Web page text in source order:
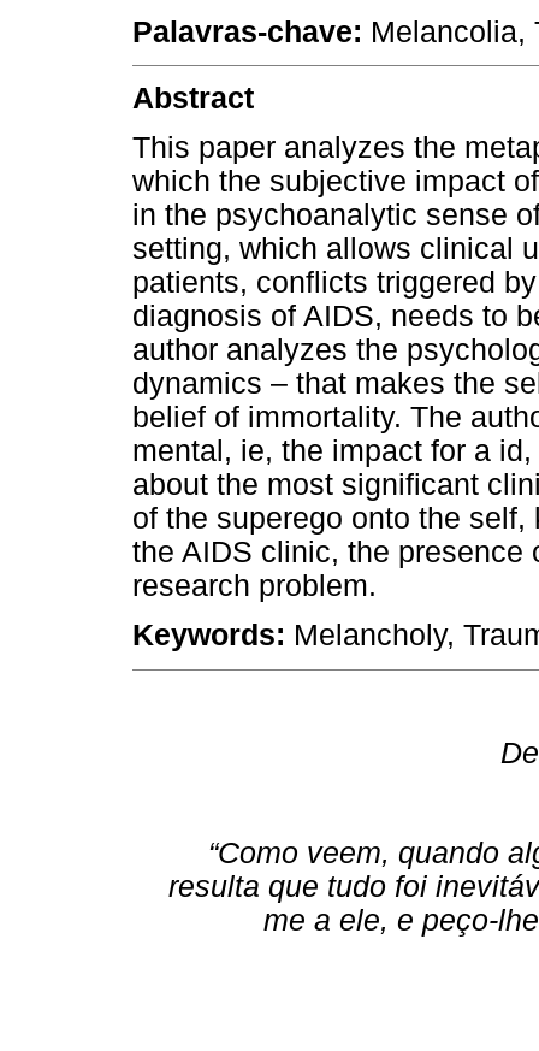
Palavras-chave: Melancolia,
Abstract
This paper analyzes the
which the subjective impact
in the psychoanalytic sense
setting, which allows clinical
patients, conflicts triggered
diagnosis of AIDS, needs to
author analyzes the
dynamics – that makes the
belief of immortality. The
mental, ie, the impact for a
about the most significant
of the superego onto the
the AIDS clinic, the
research problem.
Keywords: Melancholy,
“Como veem, quando
resulta que tudo foi
me a ele, e peço-